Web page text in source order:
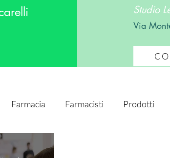
Studio
Via
Farmacia Farmacisti Prodotti